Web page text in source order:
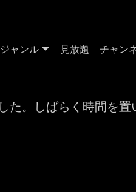
ジャンル 見放題 チャン
た。しばらく時間を